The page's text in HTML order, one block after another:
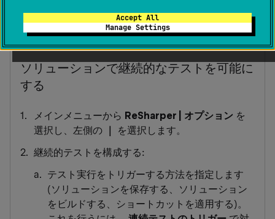
Accept All
Manage Settings
アクションによってトリガーされます）。
ソリューションで継続的なテストを可能に
する
メインメニューから ReSharper | オプション を
選択し、左側の
｜
を選択します。
継続的テストを構成する:
テスト実行をトリガーする方法を指定します
(ソリューションを保存する、ソリューション
をビルドする、ショートカットを適用する)。